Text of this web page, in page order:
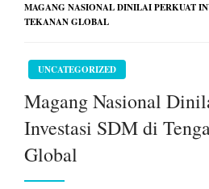
MAGANG NASIONAL DINILAI PERKUAT
TEKANAN GLOBAL
UNCATEGORIZED
Magang Nasional
Investasi SDM di
Global